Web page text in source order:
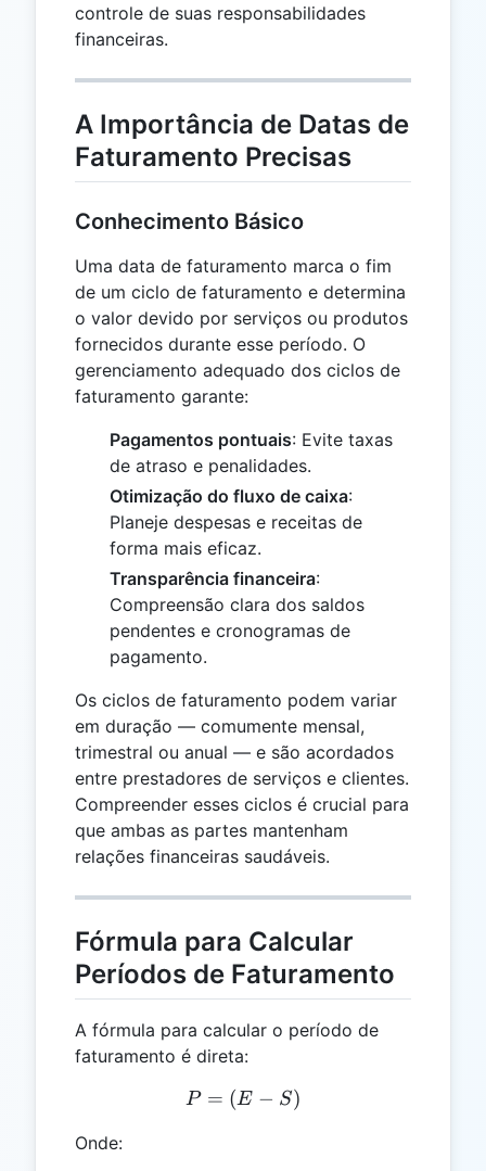
controle de suas responsabilidades
financeiras.
A Importância de Datas de
Faturamento Precisas
Conhecimento Básico
Uma data de faturamento marca o fim
de um ciclo de faturamento e determina
o valor devido por serviços ou produtos
fornecidos durante esse período. O
gerenciamento adequado dos ciclos de
faturamento garante:
Pagamentos pontuais: Evite taxas
de atraso e penalidades.
Otimização do fluxo de caixa:
Planeje despesas e receitas de
forma mais eficaz.
Transparência financeira:
Compreensão clara dos saldos
pendentes e cronogramas de
pagamento.
Os ciclos de faturamento podem variar
em duração — comumente mensal,
trimestral ou anual — e são acordados
entre prestadores de serviços e clientes.
Compreender esses ciclos é crucial para
que ambas as partes mantenham
relações financeiras saudáveis.
Fórmula para Calcular
Períodos de Faturamento
A fórmula para calcular o período de
faturamento é direta:
P = (E - S)
P = (E − S)
Onde: